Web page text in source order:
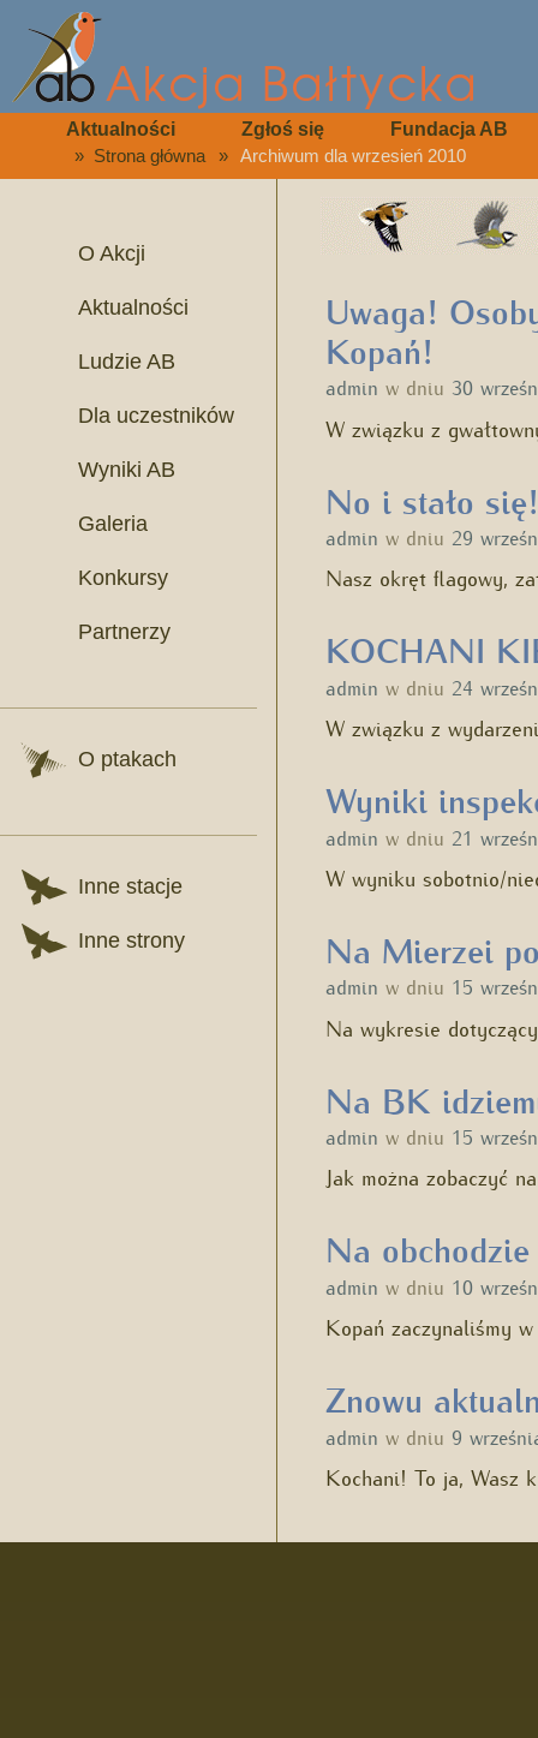
Aktualności Zgłoś się Fundacja AB
» Strona główna » Archiwum dla wrzesień 2010
O Akcji
Aktualności
Ludzie AB
Dla uczestników
Wyniki AB
Galeria
Konkursy
Partnerzy
O ptakach
Inne stacje
Inne strony
Uwaga!
Kopań!
admin w dniu 30
W związku z
No i stało się!
admin w dniu 29
Nasz okręt flagowy,
KOCHANI
admin w dniu 24
W związku z
Wyniki
admin w dniu 21
W wyniku sobotnio/
Na Mierzei
admin w dniu 15
Na wykresie
Na BK
admin w dniu 15
Jak można zobaczyć
Na
admin w dniu 10
Kopań zaczynaliśmy
Znowu
admin w dniu 9
Kochani! To ja, Wasz